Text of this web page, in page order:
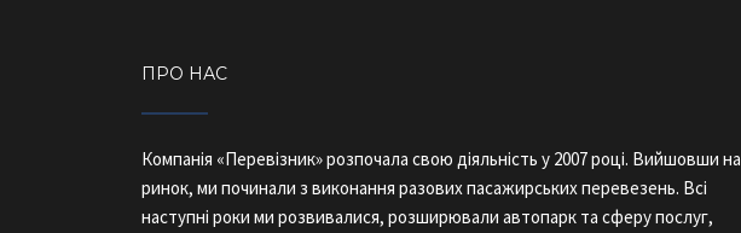
ПРО НАС
Компанія «Перевізник» розпочала свою діяльність у 2007 році. Вийшовши на
ринок, ми починали з виконання разових пасажирських перевезень. Всі
наступні роки ми розвивалися, розширювали автопарк та сферу послуг,